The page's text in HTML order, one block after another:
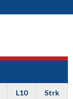
L10 Strk